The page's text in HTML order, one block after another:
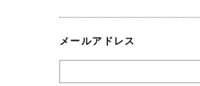
メールアドレス